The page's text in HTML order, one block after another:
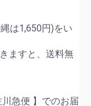
は1,650円)をい
ますと、送料無
急便 】でのお届